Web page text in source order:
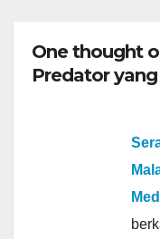
One thought
Predator